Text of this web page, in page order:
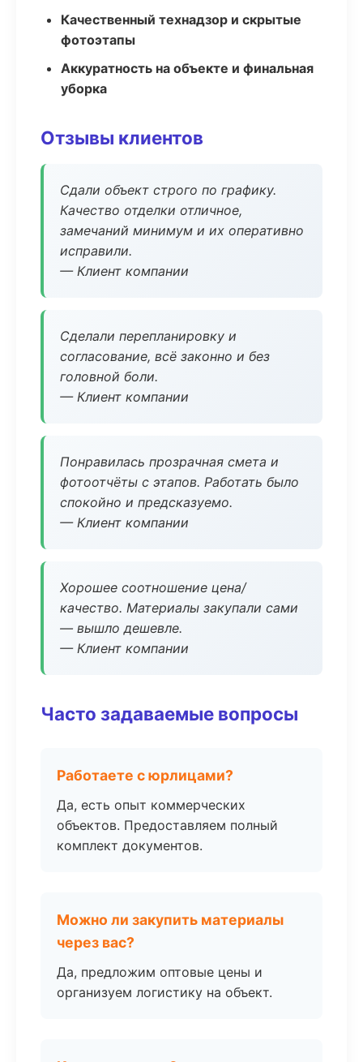
Качественный технадзор и скрытые
фотоэтапы
Аккуратность на объекте и финальная
уборка
Отзывы клиентов
Сдали объект строго по графику.
Качество отделки отличное,
замечаний минимум и их оперативно
исправили.
— Клиент компании
Сделали перепланировку и
согласование, всё законно и без
головной боли.
— Клиент компании
Понравилась прозрачная смета и
фотоотчёты с этапов. Работать было
спокойно и предсказуемо.
— Клиент компании
Хорошее соотношение цена/
качество. Материалы закупали сами
— вышло дешевле.
— Клиент компании
Часто задаваемые вопросы
Работаете с юрлицами?
Да, есть опыт коммерческих
объектов. Предоставляем полный
комплект документов.
Можно ли закупить материалы
через вас?
Да, предложим оптовые цены и
организуем логистику на объект.